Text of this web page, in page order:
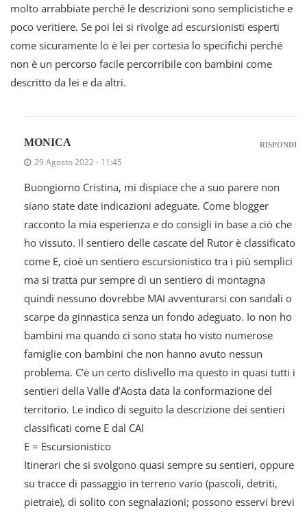
molto arrabbiate perché le descrizioni sono semplicistiche e
poco veritiere. Se poi lei si rivolge ad escursionisti esperti
come sicuramente lo è lei per cortesia lo specifichi perché
non è un percorso facile percorribile con bambini come
descritto da lei e da altri.
MONICA
29 Agosto 2022 - 11:45
Buongiorno Cristina, mi dispiace che a suo parere non
siano state date indicazioni adeguate. Come blogger
racconto la mia esperienza e do consigli in base a ciò che
ho vissuto. Il sentiero delle cascate del Rutor è classificato
come E, cioè un sentiero escursionistico tra i più semplici
ma si tratta pur sempre di un sentiero di montagna
quindi nessuno dovrebbe MAI avventurarsi con sandali o
scarpe da ginnastica senza un fondo adeguato. Io non ho
bambini ma quando ci sono stata ho visto numerose
famiglie con bambini che non hanno avuto nessun
problema. C’è un certo dislivello ma questo in quasi tutti i
sentieri della Valle d’Aosta data la conformazione del
territorio. Le indico di seguito la descrizione dei sentieri
classificati come E dal CAI
E = Escursionistico
Itinerari che si svolgono quasi sempre su sentieri, oppure
su tracce di passaggio in terreno vario (pascoli, detriti,
pietraie), di solito con segnalazioni; possono esservi brevi
RISPONDI